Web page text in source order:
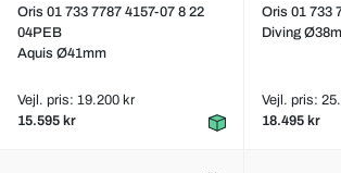
Oris 01 733 7787 4157-07 8 22
04PEB
Aquis Ø41mm
Vejl. pris: 19.200 kr
15.595 kr
Oris 01 733
Diving
Vejl. pris:
18.495 kr